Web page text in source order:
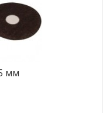
мм